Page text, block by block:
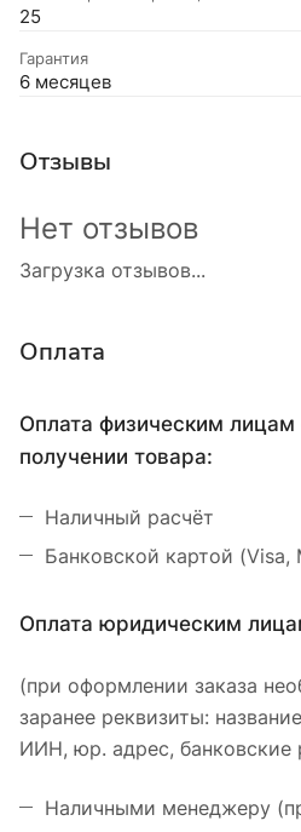
25
Гарантия
6 месяцев
Отзывы
Загрузка отзывов...
Нет отзывов
Оплата
Оплата физическим
получении товара:
Наличный расчёт
Банковской картой (Visa,
Оплата юридическим
(при оформлении заказа
заранее реквизиты:
ИИН, юр. адрес, банковские
Наличными менеджеру